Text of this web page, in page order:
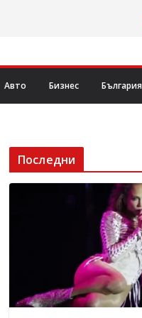
Авто Бизнес България
Последни